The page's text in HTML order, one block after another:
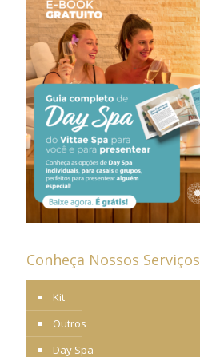
Conheça Nossos Serviços
Kit
Outros
Day Spa